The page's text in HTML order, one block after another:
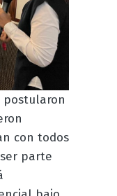
postularon
con todos
parte